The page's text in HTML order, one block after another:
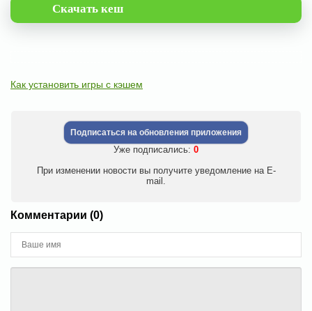
Скачать кеш
Как установить игры с кэшем
Подписаться на обновления приложения
Уже подписались: 0
При изменении новости вы получите уведомление на E-
mail.
Комментарии (0)